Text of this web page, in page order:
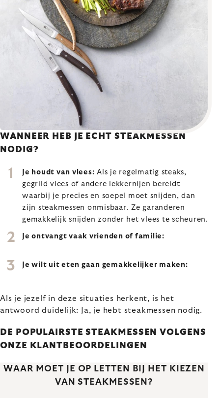
WANNEER HEB JE ECHT STEAKMESSEN
NODIG?
Je houdt van vlees: Als je regelmatig steaks,
gegrild vlees of andere lekkernijen bereidt
waarbij je precies en soepel moet snijden, dan
zijn steakmessen onmisbaar. Ze garanderen
gemakkelijk snijden zonder het vlees te scheuren.
Je ontvangt vaak vrienden of familie:
Je wilt uit eten gaan gemakkelijker maken:
Als je jezelf in deze situaties herkent, is het
antwoord duidelijk: Ja, je hebt steakmessen nodig.
DE POPULAIRSTE STEAKMESSEN VOLGENS
ONZE KLANTBEOORDELINGEN
WAAR MOET JE OP LETTEN BIJ HET KIEZEN
VAN STEAKMESSEN?